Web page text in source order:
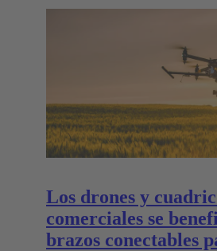
Los drones y
comerciales se
brazos conectables